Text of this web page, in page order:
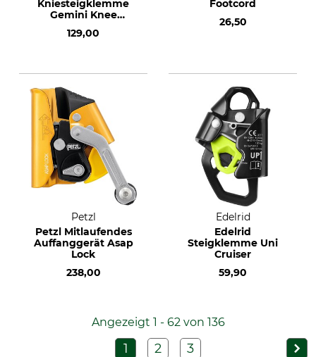
Kniesteigklemme
Gemini Knee
129,00
Footcord
26,50
Petzl
Petzl Mitlaufendes
Auffanggerät Asap
Lock
238,00
Edelrid
Edelrid
Steigklemme Uni
Cruiser
59,90
Angezeigt 1 - 62 von 136
1 2 3